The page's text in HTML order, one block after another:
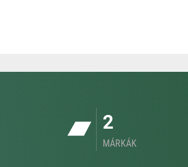
2
MÁRKÁK